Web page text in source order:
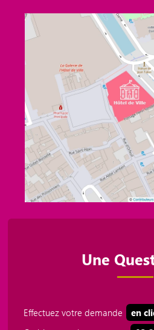
Une
Effectuez votre demande
en